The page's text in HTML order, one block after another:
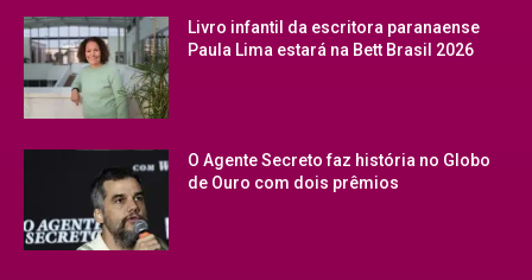
Livro infantil da escritora paranaense
Paula Lima estará na Bett Brasil 2026
O Agente Secreto faz história no Globo
de Ouro com dois prêmios